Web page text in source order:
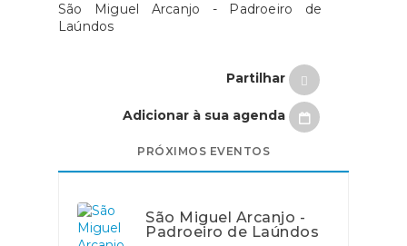
São Miguel Arcanjo - Padroeiro de
Laúndos
Partilhar
Adicionar à sua agenda
PRÓXIMOS EVENTOS
São Miguel Arcanjo -
Padroeiro de Laúndos